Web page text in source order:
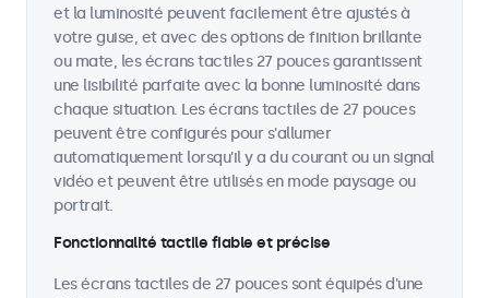
et la luminosité peuvent facilement être ajustés à
votre guise, et avec des options de finition brillante
ou mate, les écrans tactiles 27 pouces garantissent
une lisibilité parfaite avec la bonne luminosité dans
chaque situation. Les écrans tactiles de 27 pouces
peuvent être configurés pour s'allumer
automatiquement lorsqu'il y a du courant ou un signal
vidéo et peuvent être utilisés en mode paysage ou
portrait.
Fonctionnalité tactile fiable et précise
Les écrans tactiles de 27 pouces sont équipés d'une